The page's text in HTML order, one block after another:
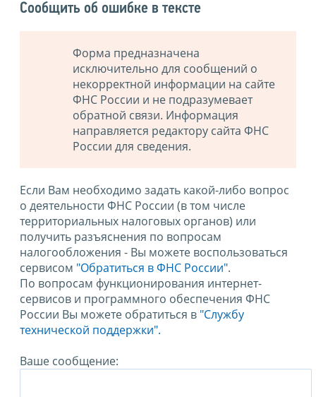
Сообщить об ошибке в тексте
Форма предназначена
исключительно для сообщений о
некорректной информации на сайте
ФНС России и не подразумевает
обратной связи. Информация
направляется редактору сайта ФНС
России для сведения.
Если Вам необходимо задать какой-либо вопрос
о деятельности ФНС России (в том числе
территориальных налоговых органов) или
получить разъяснения по вопросам
налогообложения - Вы можете воспользоваться
сервисом "Обратиться в ФНС России".
По вопросам функционирования интернет-
сервисов и программного обеспечения ФНС
России Вы можете обратиться в "Службу
технической поддержки".
Ваше сообщение: